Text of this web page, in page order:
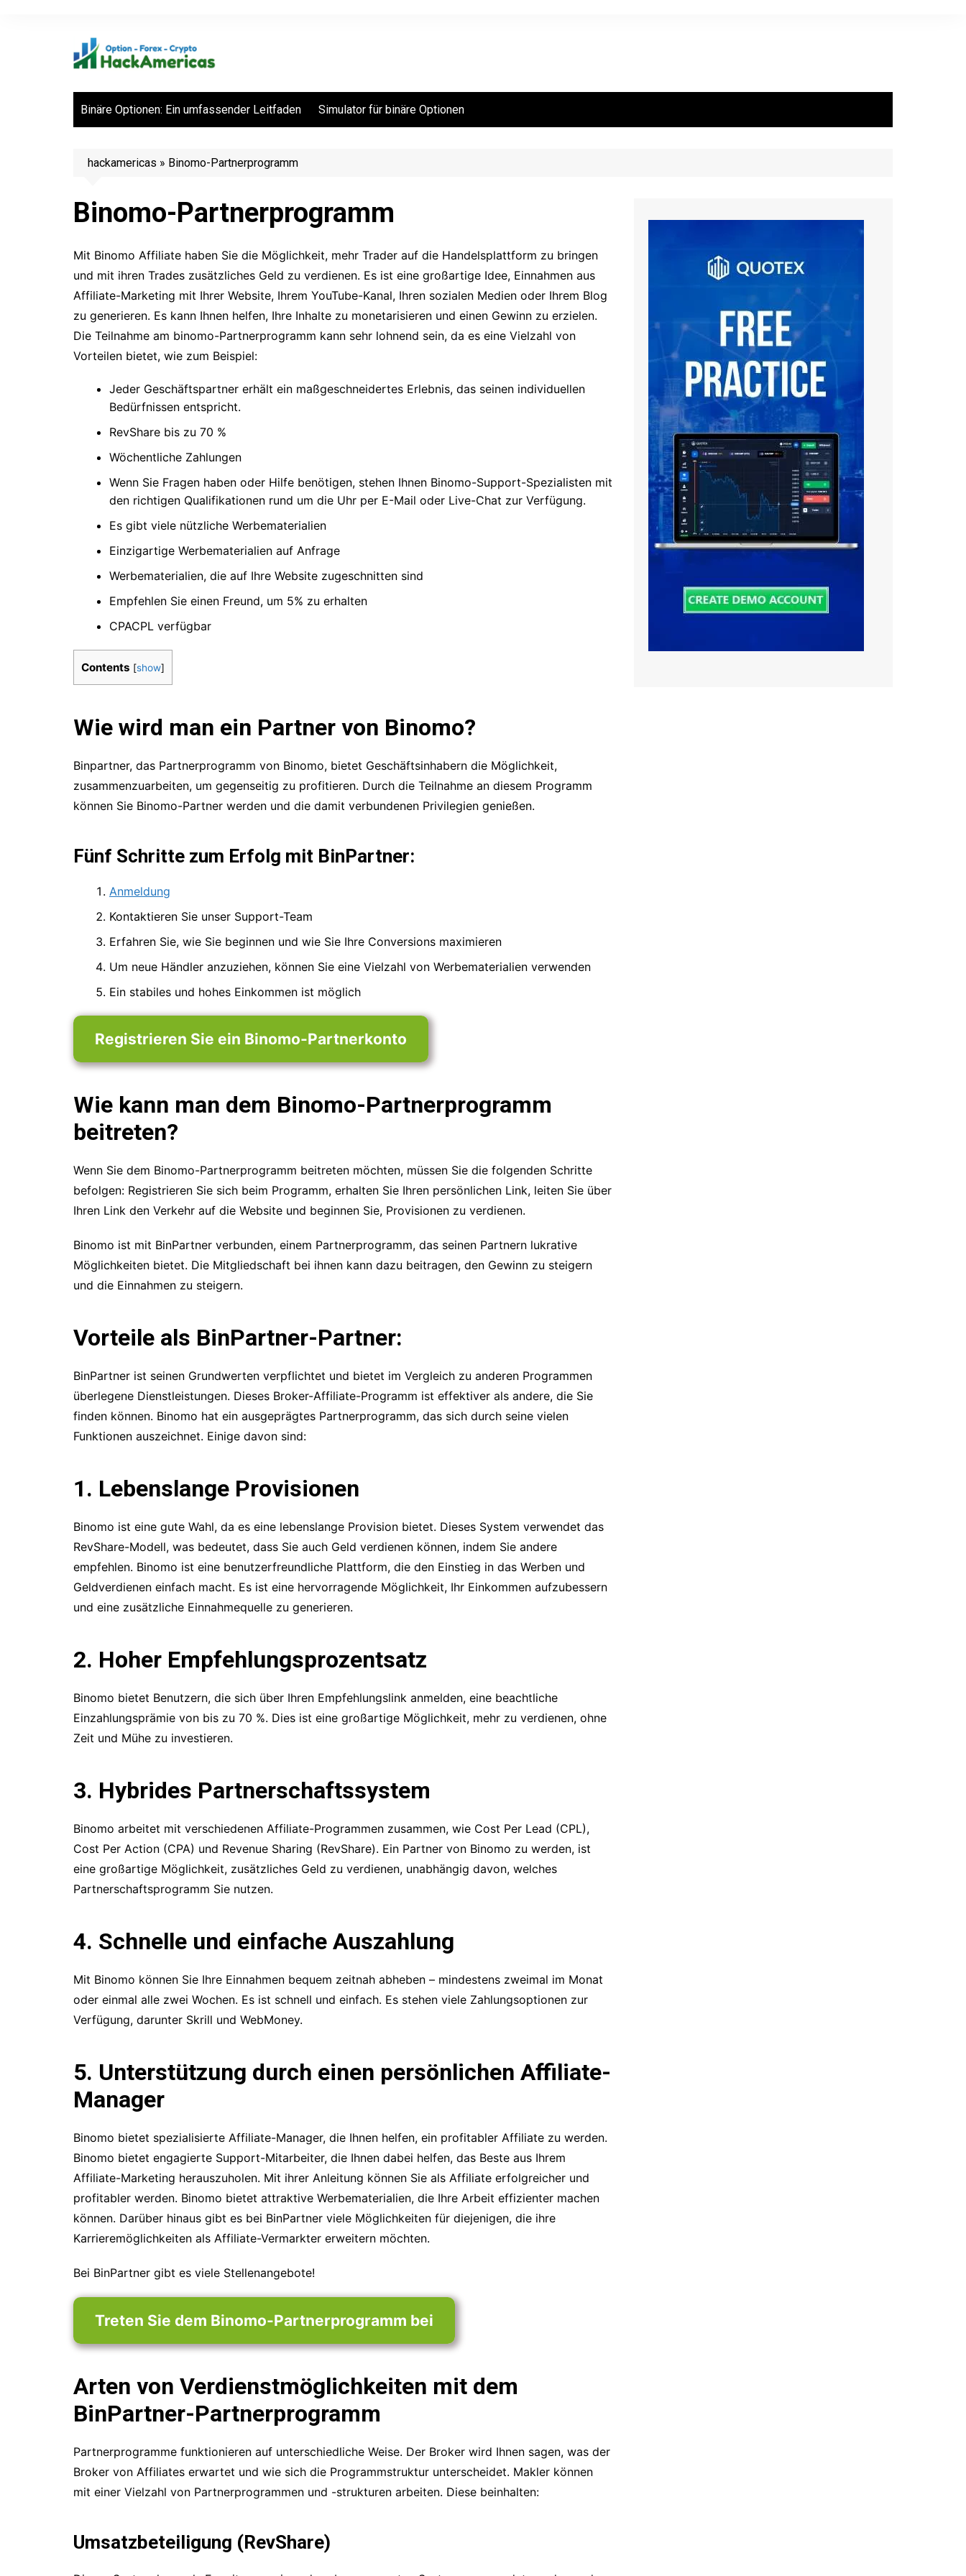
Binäre Optionen: Ein umfassender Leitfaden Simulator für binäre Optionen
hackamericas » Binomo-Partnerprogramm
Binomo-Partnerprogramm
Mit Binomo Affiliate haben Sie die Möglichkeit, mehr Trader auf die Handelsplattform zu bringen
und mit ihren Trades zusätzliches Geld zu verdienen. Es ist eine großartige Idee, Einnahmen aus
Affiliate-Marketing mit Ihrer Website, Ihrem YouTube-Kanal, Ihren sozialen Medien oder Ihrem Blog
zu generieren. Es kann Ihnen helfen, Ihre Inhalte zu monetarisieren und einen Gewinn zu erzielen.
Die Teilnahme am binomo-Partnerprogramm kann sehr lohnend sein, da es eine Vielzahl von
Vorteilen bietet, wie zum Beispiel:
Jeder Geschäftspartner erhält ein maßgeschneidertes Erlebnis, das seinen individuellen
Bedürfnissen entspricht.
RevShare bis zu 70 %
Wöchentliche Zahlungen
Wenn Sie Fragen haben oder Hilfe benötigen, stehen Ihnen Binomo-Support-Spezialisten mit
den richtigen Qualifikationen rund um die Uhr per E-Mail oder Live-Chat zur Verfügung.
Es gibt viele nützliche Werbematerialien
Einzigartige Werbematerialien auf Anfrage
Werbematerialien, die auf Ihre Website zugeschnitten sind
Empfehlen Sie einen Freund, um 5% zu erhalten
CPACPL verfügbar
Contents [show]
Wie wird man ein Partner von Binomo?
Binpartner, das Partnerprogramm von Binomo, bietet Geschäftsinhabern die Möglichkeit,
zusammenzuarbeiten, um gegenseitig zu profitieren. Durch die Teilnahme an diesem Programm
können Sie Binomo-Partner werden und die damit verbundenen Privilegien genießen.
Fünf Schritte zum Erfolg mit BinPartner:
Anmeldung
Kontaktieren Sie unser Support-Team
Erfahren Sie, wie Sie beginnen und wie Sie Ihre Conversions maximieren
Um neue Händler anzuziehen, können Sie eine Vielzahl von Werbematerialien verwenden
Ein stabiles und hohes Einkommen ist möglich
Registrieren Sie ein Binomo-Partnerkonto
Wie kann man dem Binomo-Partnerprogramm
beitreten?
Wenn Sie dem Binomo-Partnerprogramm beitreten möchten, müssen Sie die folgenden Schritte
befolgen: Registrieren Sie sich beim Programm, erhalten Sie Ihren persönlichen Link, leiten Sie über
Ihren Link den Verkehr auf die Website und beginnen Sie, Provisionen zu verdienen.
Binomo ist mit BinPartner verbunden, einem Partnerprogramm, das seinen Partnern lukrative
Möglichkeiten bietet. Die Mitgliedschaft bei ihnen kann dazu beitragen, den Gewinn zu steigern
und die Einnahmen zu steigern.
Vorteile als BinPartner-Partner:
BinPartner ist seinen Grundwerten verpflichtet und bietet im Vergleich zu anderen Programmen
überlegene Dienstleistungen. Dieses Broker-Affiliate-Programm ist effektiver als andere, die Sie
finden können. Binomo hat ein ausgeprägtes Partnerprogramm, das sich durch seine vielen
Funktionen auszeichnet. Einige davon sind:
1. Lebenslange Provisionen
Binomo ist eine gute Wahl, da es eine lebenslange Provision bietet. Dieses System verwendet das
RevShare-Modell, was bedeutet, dass Sie auch Geld verdienen können, indem Sie andere
empfehlen. Binomo ist eine benutzerfreundliche Plattform, die den Einstieg in das Werben und
Geldverdienen einfach macht. Es ist eine hervorragende Möglichkeit, Ihr Einkommen aufzubessern
und eine zusätzliche Einnahmequelle zu generieren.
2. Hoher Empfehlungsprozentsatz
Binomo bietet Benutzern, die sich über Ihren Empfehlungslink anmelden, eine beachtliche
Einzahlungsprämie von bis zu 70 %. Dies ist eine großartige Möglichkeit, mehr zu verdienen, ohne
Zeit und Mühe zu investieren.
3. Hybrides Partnerschaftssystem
Binomo arbeitet mit verschiedenen Affiliate-Programmen zusammen, wie Cost Per Lead (CPL),
Cost Per Action (CPA) und Revenue Sharing (RevShare). Ein Partner von Binomo zu werden, ist
eine großartige Möglichkeit, zusätzliches Geld zu verdienen, unabhängig davon, welches
Partnerschaftsprogramm Sie nutzen.
4. Schnelle und einfache Auszahlung
Mit Binomo können Sie Ihre Einnahmen bequem zeitnah abheben – mindestens zweimal im Monat
oder einmal alle zwei Wochen. Es ist schnell und einfach. Es stehen viele Zahlungsoptionen zur
Verfügung, darunter Skrill und WebMoney.
5. Unterstützung durch einen persönlichen Affiliate-
Manager
Binomo bietet spezialisierte Affiliate-Manager, die Ihnen helfen, ein profitabler Affiliate zu werden.
Binomo bietet engagierte Support-Mitarbeiter, die Ihnen dabei helfen, das Beste aus Ihrem
Affiliate-Marketing herauszuholen. Mit ihrer Anleitung können Sie als Affiliate erfolgreicher und
profitabler werden. Binomo bietet attraktive Werbematerialien, die Ihre Arbeit effizienter machen
können. Darüber hinaus gibt es bei BinPartner viele Möglichkeiten für diejenigen, die ihre
Karrieremöglichkeiten als Affiliate-Vermarkter erweitern möchten.
Bei BinPartner gibt es viele Stellenangebote!
Treten Sie dem Binomo-Partnerprogramm bei
Arten von Verdienstmöglichkeiten mit dem
BinPartner-Partnerprogramm
Partnerprogramme funktionieren auf unterschiedliche Weise. Der Broker wird Ihnen sagen, was der
Broker von Affiliates erwartet und wie sich die Programmstruktur unterscheidet. Makler können
mit einer Vielzahl von Partnerprogrammen und -strukturen arbeiten. Diese beinhalten:
Umsatzbeteiligung (RevShare)